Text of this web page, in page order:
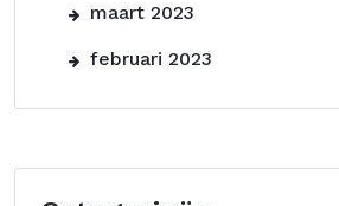
maart 2023
februari 2023